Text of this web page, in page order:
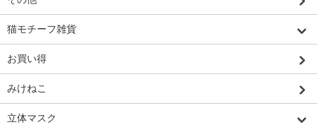
猫モチーフ雑貨
お買い得
みけねこ
立体マスク